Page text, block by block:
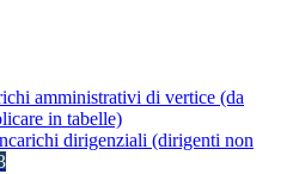
amministrativi di vertice (da
in tabelle)
dirigenziali (dirigenti non